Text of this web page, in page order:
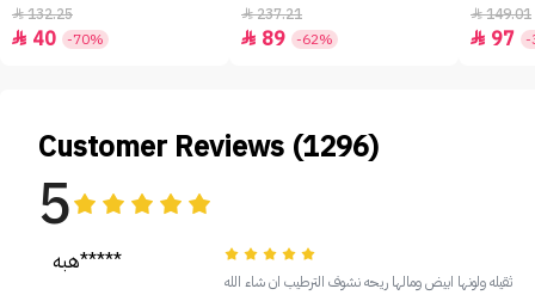
- 50ml
132.25
 40 -70%
237.21
 89 -62%
149.01
 97 -
Customer Reviews (1296)
5
هبه*****
ثقيله ولونها ابيض ومالها ريحه نشوف الترطيب ان شاء الله